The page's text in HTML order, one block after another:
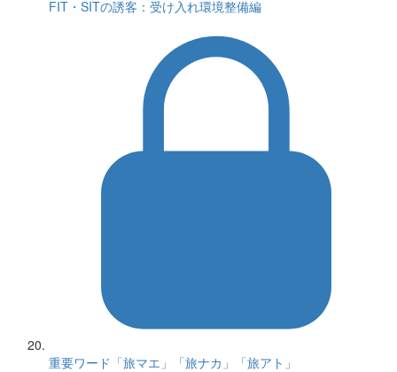
FIT・SITの誘客：受け入れ環境整備編
重要ワード「旅マエ」「旅ナカ」「旅アト」